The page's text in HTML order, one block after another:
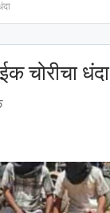
चोरीचा धंदा